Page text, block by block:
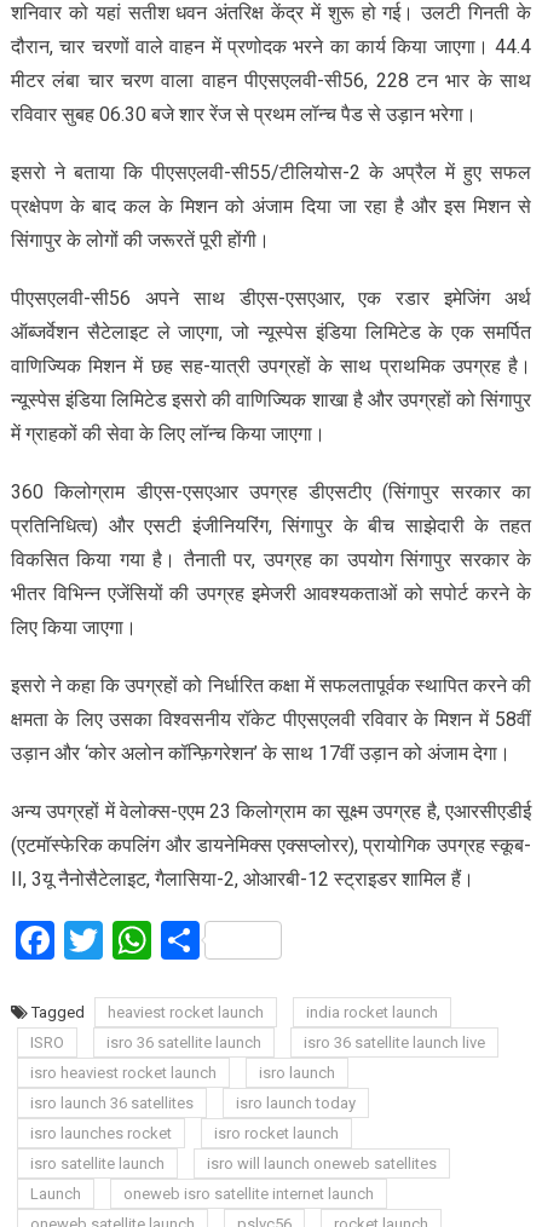
शनिवार को यहां सतीश धवन अंतरिक्ष केंद्र में शुरू हो गई। उलटी गिनती के
दौरान, चार चरणों वाले वाहन में प्रणोदक भरने का कार्य किया जाएगा। 44.4
मीटर लंबा चार चरण वाला वाहन पीएसएलवी-सी56, 228 टन भार के साथ
रविवार सुबह 06.30 बजे शार रेंज से प्रथम लॉन्च पैड से उड़ान भरेगा।
इसरो ने बताया कि पीएसएलवी-सी55/टीलियोस-2 के अप्रैल में हुए सफल
प्रक्षेपण के बाद कल के मिशन को अंजाम दिया जा रहा है और इस मिशन से
सिंगापुर के लोगों की जरूरतें पूरी होंगी।
पीएसएलवी-सी56 अपने साथ डीएस-एसएआर, एक रडार इमेजिंग अर्थ
ऑब्जर्वेशन सैटेलाइट ले जाएगा, जो न्यूस्पेस इंडिया लिमिटेड के एक समर्पित
वाणिज्यिक मिशन में छह सह-यात्री उपग्रहों के साथ प्राथमिक उपग्रह है।
न्यूस्पेस इंडिया लिमिटेड इसरो की वाणिज्यिक शाखा है और उपग्रहों को सिंगापुर
में ग्राहकों की सेवा के लिए लॉन्च किया जाएगा।
360 किलोग्राम डीएस-एसएआर उपग्रह डीएसटीए (सिंगापुर सरकार का
प्रतिनिधित्व) और एसटी इंजीनियरिंग, सिंगापुर के बीच साझेदारी के तहत
विकसित किया गया है। तैनाती पर, उपग्रह का उपयोग सिंगापुर सरकार के
भीतर विभिन्न एजेंसियों की उपग्रह इमेजरी आवश्यकताओं को सपोर्ट करने के
लिए किया जाएगा।
इसरो ने कहा कि उपग्रहों को निर्धारित कक्षा में सफलतापूर्वक स्थापित करने की
क्षमता के लिए उसका विश्वसनीय रॉकेट पीएसएलवी रविवार के मिशन में 58वीं
उड़ान और ‘कोर अलोन कॉन्फ़िगरेशन’ के साथ 17वीं उड़ान को अंजाम देगा।
अन्य उपग्रहों में वेलोक्स-एएम 23 किलोग्राम का सूक्ष्म उपग्रह है, एआरसीएडीई
(एटमॉस्फेरिक कपलिंग और डायनेमिक्स एक्सप्लोरर), प्रायोगिक उपग्रह स्कूब-
II, 3यू नैनोसैटेलाइट, गैलासिया-2, ओआरबी-12 स्ट्राइडर शामिल हैं।
Facebook
Twitter
WhatsApp
Share
Tagged heaviest rocket launch
india rocket launch
ISRO
isro 36 satellite launch
isro 36 satellite launch live
isro heaviest rocket launch
isro launch
isro launch 36 satellites
isro launch today
isro launches rocket
isro rocket launch
isro satellite launch
isro will launch oneweb satellites
Launch
oneweb isro satellite internet launch